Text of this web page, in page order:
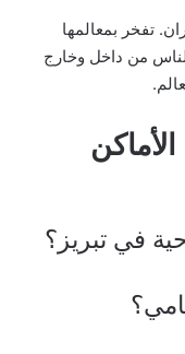
تفخر بمعالمها
الناس من داخل وخارج
في تبريز؟